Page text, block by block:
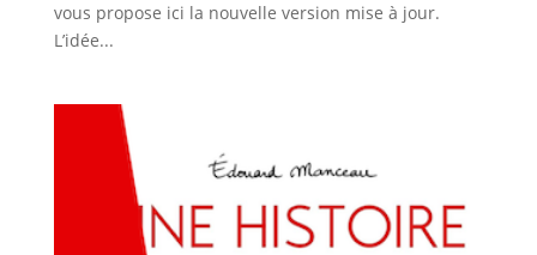
vous propose ici la nouvelle version mise à jour.
L’idée...